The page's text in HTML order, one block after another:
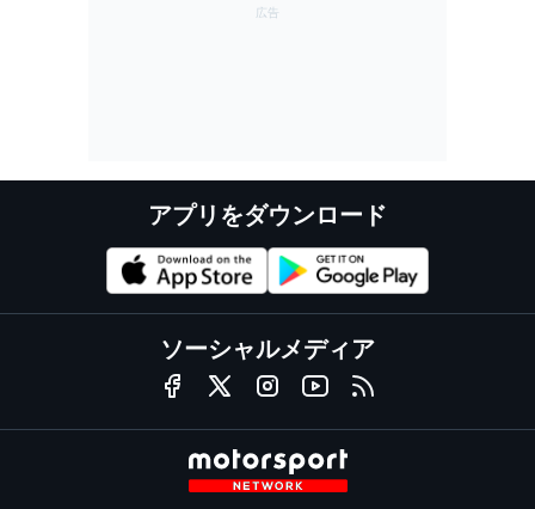
アプリをダウンロード
ソーシャルメディア